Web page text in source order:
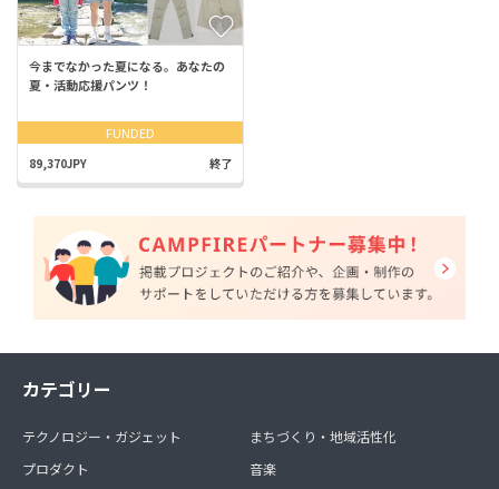
今までなかった夏になる。あなたの
夏・活動応援パンツ！
FUNDED
89,370JPY 終了
カテゴリー
テクノロジー・ガジェット
プロダクト
まちづくり・地域活性化
音楽